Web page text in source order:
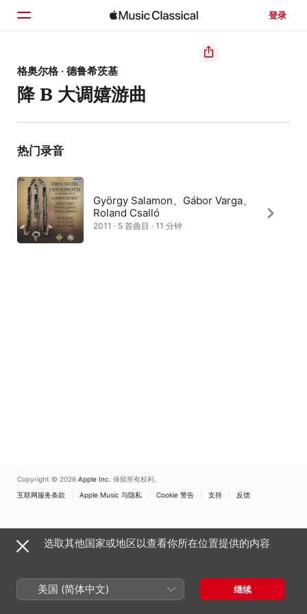
登录
主页
浏览
搜索
格奥尔格 · 德鲁希茨基
降 B 大调嬉游曲
热门录音
György Salamon、Gábor Varga、
Roland Csalló
2011 · 5 首曲目 · 11 分钟
Copyright © 2026 Apple Inc. 保留所有权利。
互联网服务条款
Apple Music 与隐私 Cookie 警告 支持 反馈
选取其他国家或地区以查看你所在位置提供的内容
美国 (简体中文) 继续